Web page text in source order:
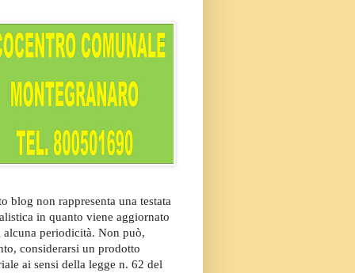
blog non rappresenta una testata
in quanto viene aggiornato
alcuna periodicità. Non può,
considerarsi un prodotto
ai sensi della legge n. 62 del